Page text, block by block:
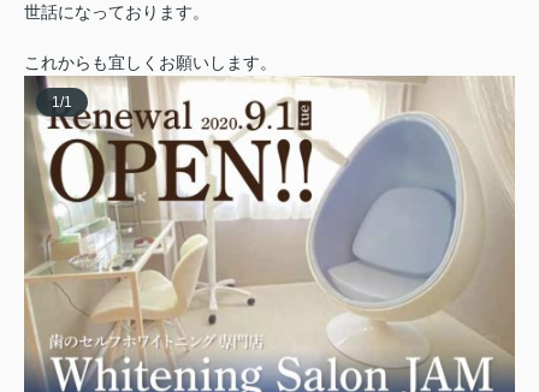
世話になっております。
これからも宜しくお願いします。
1 /1